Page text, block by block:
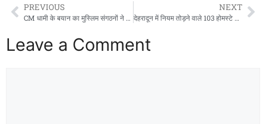
PREVIOUS
CM धामी के बयान का मुस्लिम संगठनों ने किया समर्थन, बोले- मस्जिदों के अंदर ही हो इबादत
NEXT
देहरादून में नियम तोड़ने वाले 103 होमस्टे पर बड़ा एक्शन
Leave a Comment